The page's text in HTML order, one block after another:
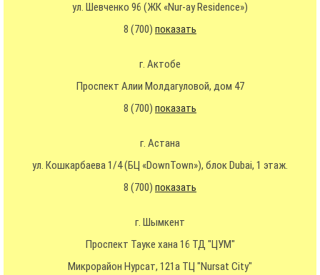
ул. Шевченко 96 (ЖК «Nur-ay Residence»)
8 (700) показать
г. Актобе
Проспект Алии Молдагуловой, дом 47
8 (700) показать
г. Астана
ул. Кошкарбаева 1/4 (БЦ «DownTown»), блок Dubai, 1 этаж.
8 (700) показать
г. Шымкент
Проспект Тауке хана 16 ТД "ЦУМ"
Микрорайон Нурсат, 121а ТЦ "Nursat City"